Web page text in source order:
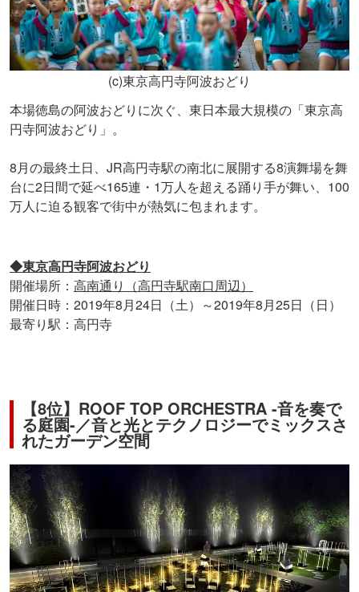
(c)東京高円寺阿波おどり
本場徳島の阿波おどりに次ぐ、東日本最大規模の「東京高
円寺阿波おどり」。
8月の最終土日、JR高円寺駅の南北に展開する8演舞場を舞
台に2日間で延べ165連・1万人を超える踊り手が舞い、100
万人に迫る観客で街中が熱気に包まれます。
◆東京高円寺阿波おどり
開催場所： 高南通り（高円寺駅南口周辺）
開催日時：2019年8月24日（土）～2019年8月25日（日）
最寄り駅：高円寺
【8位】ROOF TOP ORCHESTRA -音を奏で
る庭園-／音と光とテクノロジーでミックスさ
れたガーデン空間